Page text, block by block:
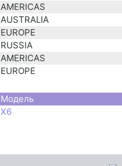
AMERICAS
AUSTRALIA
EUROPE
RUSSIA
AMERICAS
EUROPE
AUSTRALIA
EUROPE
Модель
X6